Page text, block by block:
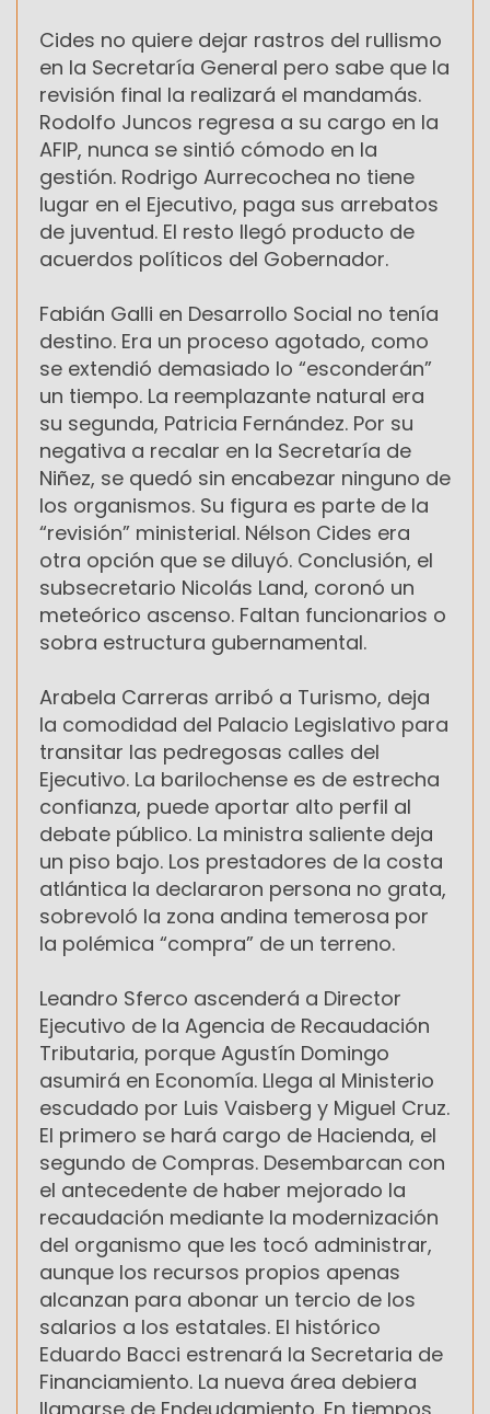
Cides no quiere dejar rastros del rullismo
en la Secretaría General pero sabe que la
revisión final la realizará el mandamás.
Rodolfo Juncos regresa a su cargo en la
AFIP, nunca se sintió cómodo en la
gestión. Rodrigo Aurrecochea no tiene
lugar en el Ejecutivo, paga sus arrebatos
de juventud. El resto llegó producto de
acuerdos políticos del Gobernador.
Fabián Galli en Desarrollo Social no tenía
destino. Era un proceso agotado, como
se extendió demasiado lo “esconderán”
un tiempo. La reemplazante natural era
su segunda, Patricia Fernández. Por su
negativa a recalar en la Secretaría de
Niñez, se quedó sin encabezar ninguno de
los organismos. Su figura es parte de la
“revisión” ministerial. Nélson Cides era
otra opción que se diluyó. Conclusión, el
subsecretario Nicolás Land, coronó un
meteórico ascenso. Faltan funcionarios o
sobra estructura gubernamental.
Arabela Carreras arribó a Turismo, deja
la comodidad del Palacio Legislativo para
transitar las pedregosas calles del
Ejecutivo. La barilochense es de estrecha
confianza, puede aportar alto perfil al
debate público. La ministra saliente deja
un piso bajo. Los prestadores de la costa
atlántica la declararon persona no grata,
sobrevoló la zona andina temerosa por
la polémica “compra” de un terreno.
Leandro Sferco ascenderá a Director
Ejecutivo de la Agencia de Recaudación
Tributaria, porque Agustín Domingo
asumirá en Economía. Llega al Ministerio
escudado por Luis Vaisberg y Miguel Cruz.
El primero se hará cargo de Hacienda, el
segundo de Compras. Desembarcan con
el antecedente de haber mejorado la
recaudación mediante la modernización
del organismo que les tocó administrar,
aunque los recursos propios apenas
alcanzan para abonar un tercio de los
salarios a los estatales. El histórico
Eduardo Bacci estrenará la Secretaria de
Financiamiento. La nueva área debiera